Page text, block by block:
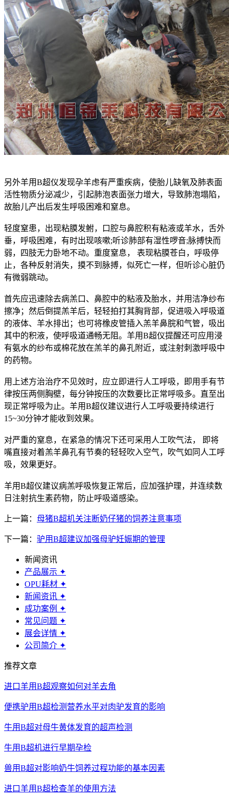
另外羊用B超仪发现孕羊虑有严重疾病，使胎儿缺氧及肺表面
活性物质分泌减少，引起肺泡表面张力增大，导致肺泡塌陷，
故胎儿产出后发生呼吸困难和窒息。
轻度窒患，出现粘膜发鲋，口腔与鼻腔积有粘液或羊水，舌外
垂，呼吸困难，有时出现咳嗽;听诊肺部有湿性啰音;脉搏快而
弱，四肢无力卧地不动。重度窒息， 表现粘膜苍白，呼吸停
止，各种反射消失，摸不到脉搏，似死亡一样，但听诊心脏仍
有微弱跳动。
首先应迅速除去病羔口、鼻腔中的粘液及胎水，并用洁净纱布
擦净；然后倒提羔羊后，轻轻拍打其胸背部，促进吸入呼吸道
的液体、羊水排出；也可将橡皮管插入羔羊鼻脘和气管，吸出
其中的积液，使呼吸道通畅无阻。羊用B超仪提醒还可应用浸
有氨水的纱布或棉花放在羔羊的鼻孔附近，或注射刺激呼吸中
的药物。
用上述方治治疗不见效时，应立即进行人工呼吸，即用手有节
律按压两侧胸壁，每分钟按压的次数要比正常呼吸多。直至出
现正常呼吸为止。羊用B超仪建议进行人工呼吸要持续进行
15~30分钟才能收到效果。
对严重的窒息，在紧急的情况下还可采用人工吹气法， 即将
嘴直接对着羔羊鼻孔有节奏的轻轻吹入空气，吹气如同人工呼
吸，效果更好。
羊用B超仪建议病羔呼吸恢复正常后，应加强护理，并连续数
日注射抗生素药物，防止呼吸道感染。
上一篇： 母猪B超机关注断奶仔猪的饲养注意事项
下一篇： 驴用B超建议加强母驴妊娠期的管理
新闻资讯
产品展示 ✦
OPU耗材 ✦
新闻资讯 ✦
成功案例 ✦
常见问题 ✦
展会详情 ✦
公司简介 ✦
推荐文章
进口羊用B超观察如何对羊去角
便携驴用B超检测营养水平对肉驴发育的影响
牛用B超对母牛黄体发育的超声检测
牛用B超机进行早期孕检
兽用B超对影响奶牛饲养过程功能的基本因素
进口羊用B超检查羊的使用方法